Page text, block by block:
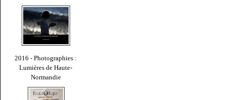
2016 - Photographies :
Lumières de Haute-
Normandie